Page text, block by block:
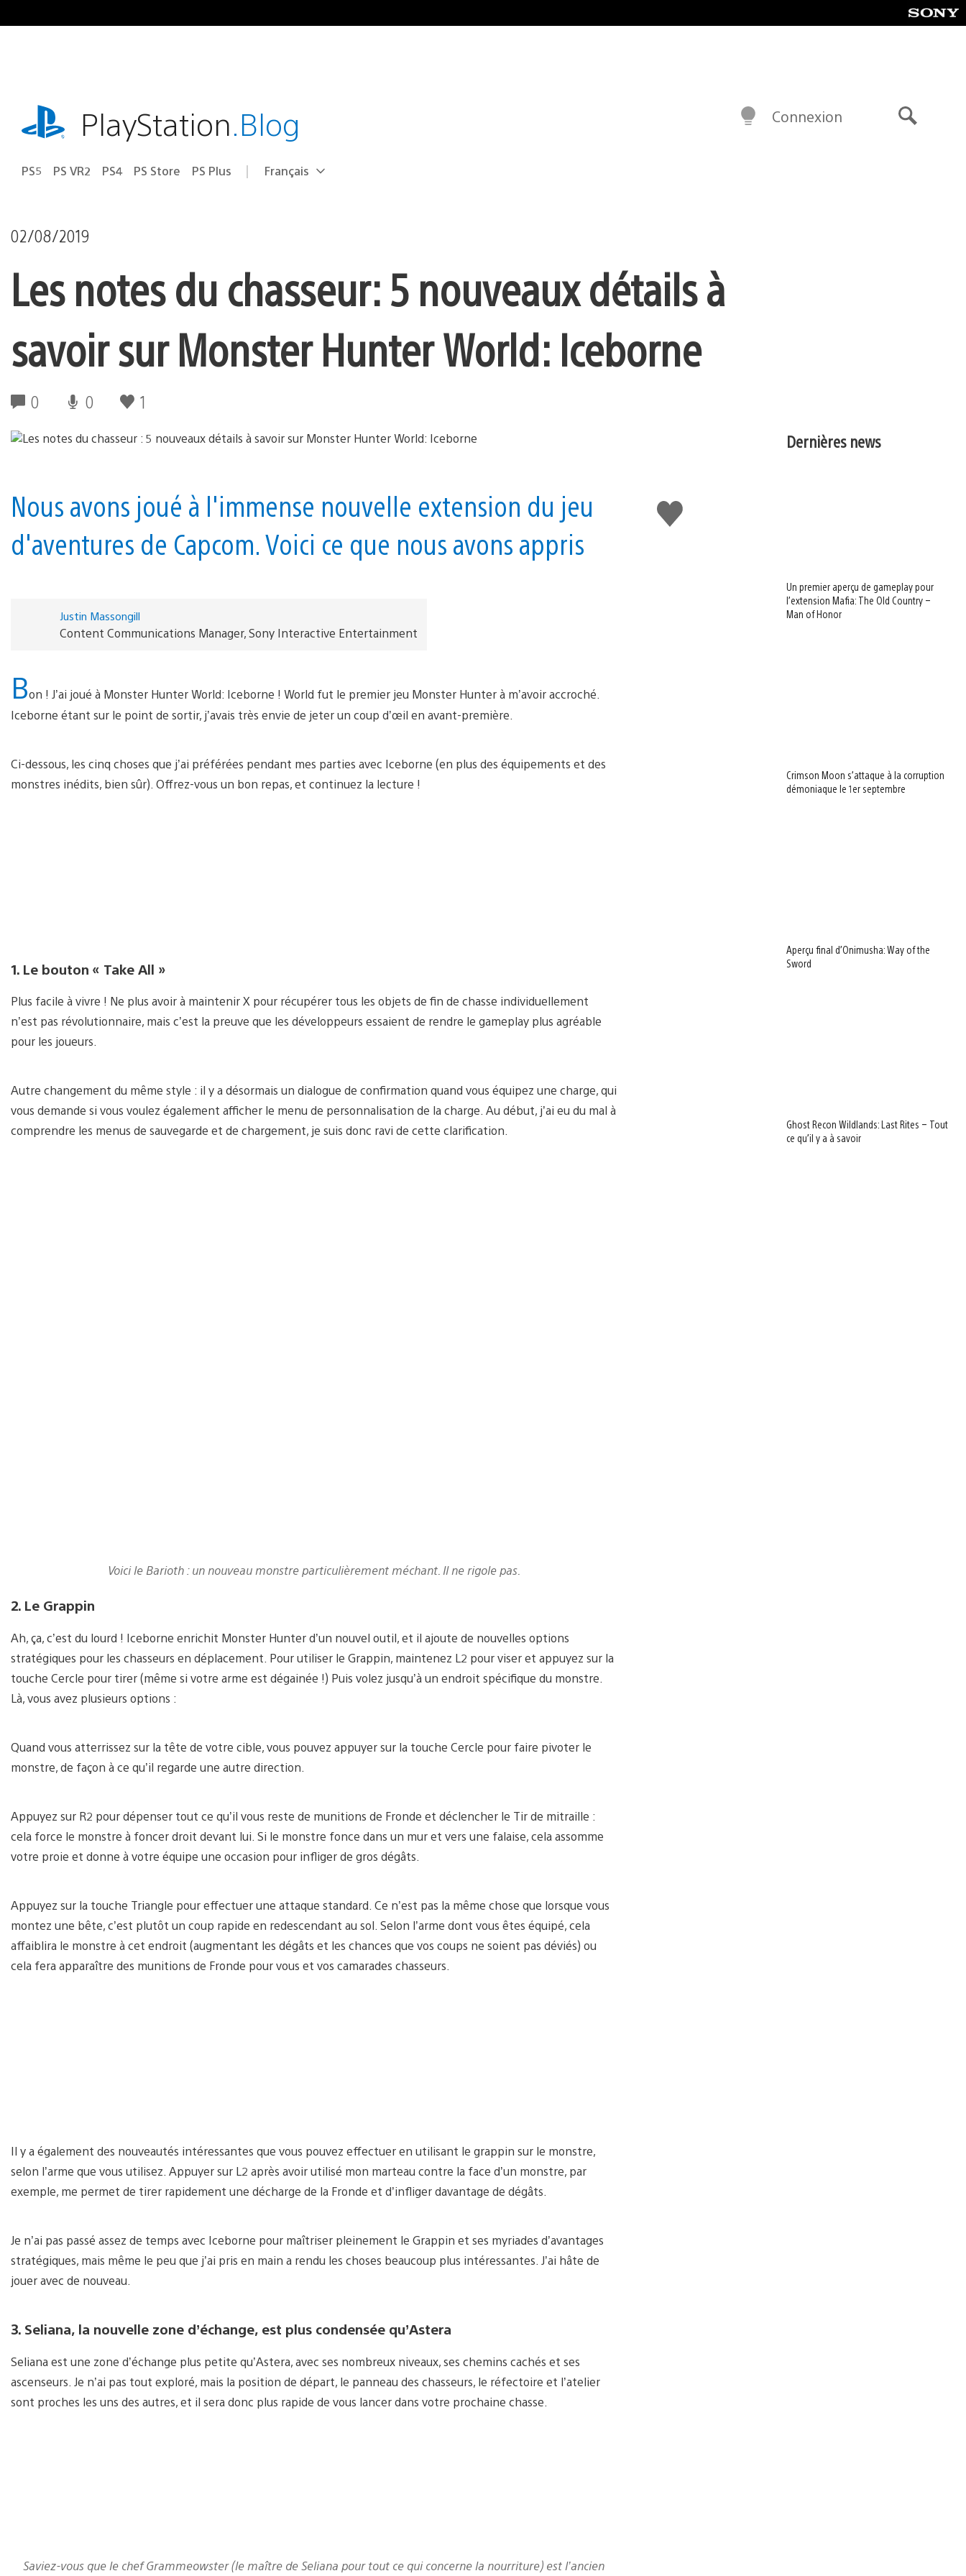
au
playstation.comPlayStation.Blog
PS5 PS VR2 PS4 PS Store PS Plus Choisir
Région
Français
Connexion
02/08/2019
Les notes du chasseur : 5 nouveaux détails à
savoir sur Monster Hunter World: Iceborne
0 0 1
J'aime
Nous avons joué à l'immense nouvelle extension du jeu
d'aventures de Capcom. Voici ce que nous avons appris
Justin Massongill
Content Communications Manager, Sony Interactive Entertainment
Bon ! J’ai joué à Monster Hunter World: Iceborne ! World fut le premier jeu Monster Hunter à m’avoir accroché.
Iceborne étant sur le point de sortir, j’avais très envie de jeter un coup d’œil en avant-première.
Ci-dessous, les cinq choses que j’ai préférées pendant mes parties avec Iceborne (en plus des équipements et des
monstres inédits, bien sûr). Offrez-vous un bon repas, et continuez la lecture !
1. Le bouton « Take All »
Plus facile à vivre ! Ne plus avoir à maintenir X pour récupérer tous les objets de fin de chasse individuellement
n’est pas révolutionnaire, mais c’est la preuve que les développeurs essaient de rendre le gameplay plus agréable
pour les joueurs.
Autre changement du même style : il y a désormais un dialogue de confirmation quand vous équipez une charge, qui
vous demande si vous voulez également afficher le menu de personnalisation de la charge. Au début, j’ai eu du mal à
comprendre les menus de sauvegarde et de chargement, je suis donc ravi de cette clarification.
Voici le Barioth : un nouveau monstre particulièrement méchant. Il ne rigole pas.
2. Le Grappin
Ah, ça, c’est du lourd ! Iceborne enrichit Monster Hunter d’un nouvel outil, et il ajoute de nouvelles options
stratégiques pour les chasseurs en déplacement. Pour utiliser le Grappin, maintenez L2 pour viser et appuyez sur la
touche Cercle pour tirer (même si votre arme est dégainée !) Puis volez jusqu’à un endroit spécifique du monstre.
Là, vous avez plusieurs options :
Quand vous atterrissez sur la tête de votre cible, vous pouvez appuyer sur la touche Cercle pour faire pivoter le
monstre, de façon à ce qu’il regarde une autre direction.
Appuyez sur R2 pour dépenser tout ce qu’il vous reste de munitions de Fronde et déclencher le Tir de mitraille :
cela force le monstre à foncer droit devant lui. Si le monstre fonce dans un mur et vers une falaise, cela assomme
votre proie et donne à votre équipe une occasion pour infliger de gros dégâts.
Appuyez sur la touche Triangle pour effectuer une attaque standard. Ce n’est pas la même chose que lorsque vous
montez une bête, c’est plutôt un coup rapide en redescendant au sol. Selon l’arme dont vous êtes équipé, cela
affaiblira le monstre à cet endroit (augmentant les dégâts et les chances que vos coups ne soient pas déviés) ou
cela fera apparaître des munitions de Fronde pour vous et vos camarades chasseurs.
Il y a également des nouveautés intéressantes que vous pouvez effectuer en utilisant le grappin sur le monstre,
selon l’arme que vous utilisez. Appuyer sur L2 après avoir utilisé mon marteau contre la face d’un monstre, par
exemple, me permet de tirer rapidement une décharge de la Fronde et d’infliger davantage de dégâts.
Je n’ai pas passé assez de temps avec Iceborne pour maîtriser pleinement le Grappin et ses myriades d’avantages
stratégiques, mais même le peu que j’ai pris en main a rendu les choses beaucoup plus intéressantes. J’ai hâte de
jouer avec de nouveau.
3. Seliana, la nouvelle zone d’échange, est plus condensée qu’Astera
Seliana est une zone d’échange plus petite qu’Astera, avec ses nombreux niveaux, ses chemins cachés et ses
ascenseurs. Je n’ai pas tout exploré, mais la position de départ, le panneau des chasseurs, le réfectoire et l’atelier
sont proches les uns des autres, et il sera donc plus rapide de vous lancer dans votre prochaine chasse.
Saviez-vous que le chef Grammeowster (le maître de Seliana pour tout ce qui concerne la nourriture) est l’ancien
Dernières news
Un premier aperçu de gameplay pour
l’extension Mafia: The Old Country –
Man of Honor
Crimson Moon s’attaque à la corruption
démoniaque le 1er septembre
Aperçu final d’Onimusha: Way of the
Sword
Ghost Recon Wildlands: Last Rites – Tout
ce qu’il y a à savoir